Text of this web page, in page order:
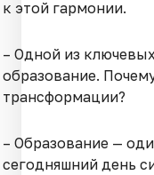
к этой гармонии.
– Одной из
образование.
трансформации?
– Образование —
сегодняшний день